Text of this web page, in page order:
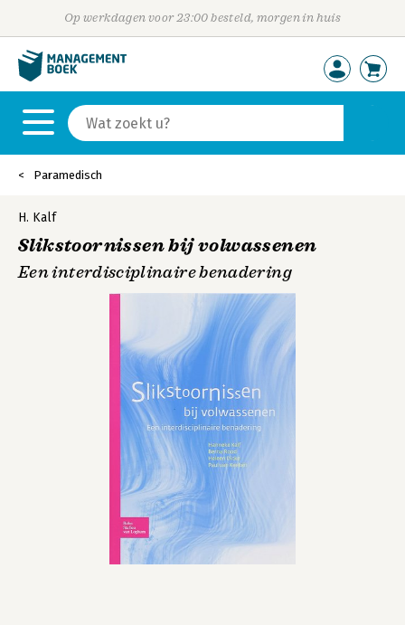
Op werkdagen voor 23:00 besteld, morgen in huis
Paramedisch
H. Kalf
Slikstoornissen bij volwassenen
Een interdisciplinaire benadering